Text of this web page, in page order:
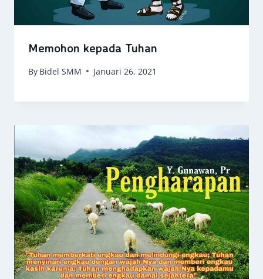
Memohon kepada Tuhan
By Bidel SMM Januari 26, 2021